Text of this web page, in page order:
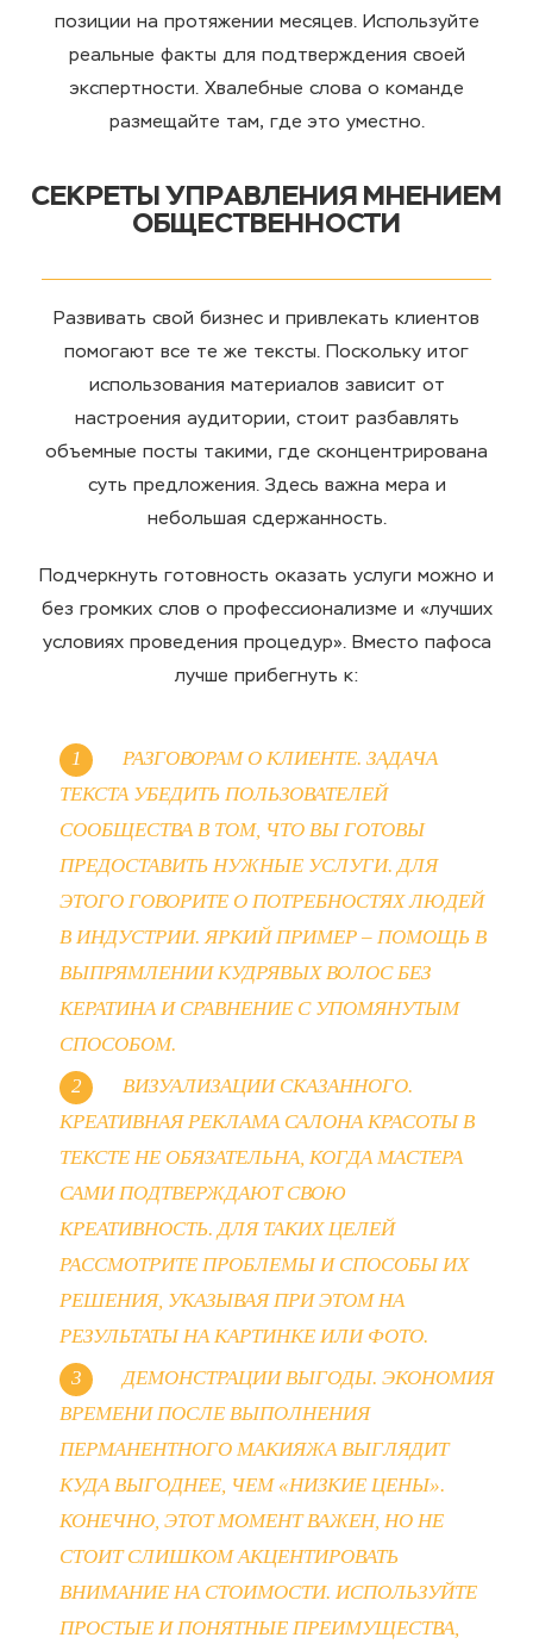
позиции на протяжении месяцев. Используйте
реальные факты для подтверждения своей
экспертности. Хвалебные слова о команде
размещайте там, где это уместно.
СЕКРЕТЫ УПРАВЛЕНИЯ МНЕНИЕМ
ОБЩЕСТВЕННОСТИ
Развивать свой бизнес и привлекать клиентов
помогают все те же тексты. Поскольку итог
использования материалов зависит от
настроения аудитории, стоит разбавлять
объемные посты такими, где сконцентрирована
суть предложения. Здесь важна мера и
небольшая сдержанность.
Подчеркнуть готовность оказать услуги можно и
без громких слов о профессионализме и «лучших
условиях проведения процедур». Вместо пафоса
лучше прибегнуть к:
РАЗГОВОРАМ О КЛИЕНТЕ. ЗАДАЧА
ТЕКСТА УБЕДИТЬ ПОЛЬЗОВАТЕЛЕЙ
СООБЩЕСТВА В ТОМ, ЧТО ВЫ ГОТОВЫ
ПРЕДОСТАВИТЬ НУЖНЫЕ УСЛУГИ. ДЛЯ
ЭТОГО ГОВОРИТЕ О ПОТРЕБНОСТЯХ ЛЮДЕЙ
В ИНДУСТРИИ. ЯРКИЙ ПРИМЕР – ПОМОЩЬ В
ВЫПРЯМЛЕНИИ КУДРЯВЫХ ВОЛОС БЕЗ
КЕРАТИНА И СРАВНЕНИЕ С УПОМЯНУТЫМ
СПОСОБОМ.
ВИЗУАЛИЗАЦИИ СКАЗАННОГО.
КРЕАТИВНАЯ РЕКЛАМА САЛОНА КРАСОТЫ В
ТЕКСТЕ НЕ ОБЯЗАТЕЛЬНА, КОГДА МАСТЕРА
САМИ ПОДТВЕРЖДАЮТ СВОЮ
КРЕАТИВНОСТЬ. ДЛЯ ТАКИХ ЦЕЛЕЙ
РАССМОТРИТЕ ПРОБЛЕМЫ И СПОСОБЫ ИХ
РЕШЕНИЯ, УКАЗЫВАЯ ПРИ ЭТОМ НА
РЕЗУЛЬТАТЫ НА КАРТИНКЕ ИЛИ ФОТО.
ДЕМОНСТРАЦИИ ВЫГОДЫ. ЭКОНОМИЯ
ВРЕМЕНИ ПОСЛЕ ВЫПОЛНЕНИЯ
ПЕРМАНЕНТНОГО МАКИЯЖА ВЫГЛЯДИТ
КУДА ВЫГОДНЕЕ, ЧЕМ «НИЗКИЕ ЦЕНЫ».
КОНЕЧНО, ЭТОТ МОМЕНТ ВАЖЕН, НО НЕ
СТОИТ СЛИШКОМ АКЦЕНТИРОВАТЬ
ВНИМАНИЕ НА СТОИМОСТИ. ИСПОЛЬЗУЙТЕ
ПРОСТЫЕ И ПОНЯТНЫЕ ПРЕИМУЩЕСТВА,